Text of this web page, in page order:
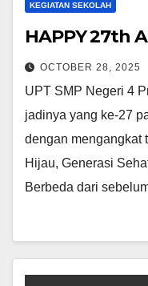
KEGIATAN SEKOLAH
HAPPY 27th
OCTOBER 28, 2025
UPT SMP Negeri 4
jadinya yang ke-27
dengan mengangkat
Hijau, Generasi
Berbeda dari